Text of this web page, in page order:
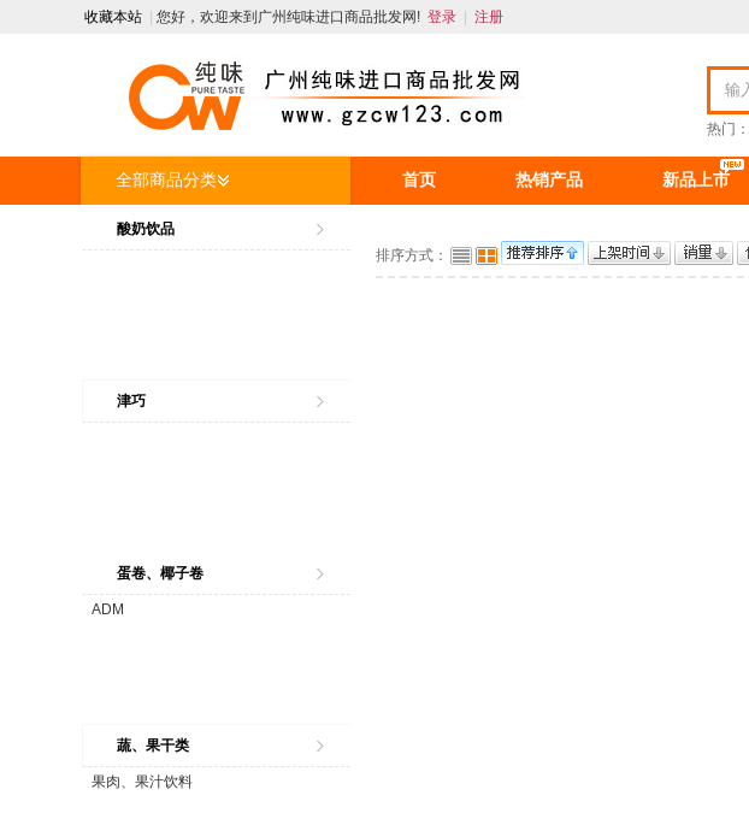
收藏本站 您好，欢迎来到广州纯味进口商品批发网! 登录 注册
热门：
全部商品分类
酸奶饮品
津巧
蛋卷、椰子卷
ADM
蔬、果干类
果肉、果汁饮料
首页 热销产品 新品上市
排序方式：